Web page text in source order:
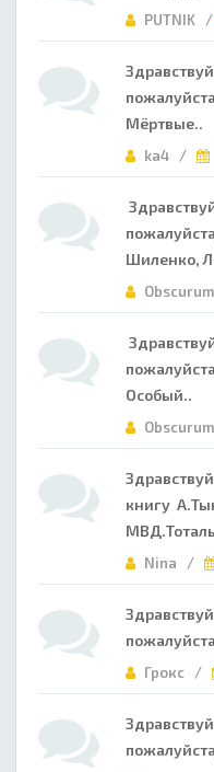
PUTNIK /
Мёртвые..
ka4 /
Шиленко,
Особый..
книгу
Nina /
Грокс /